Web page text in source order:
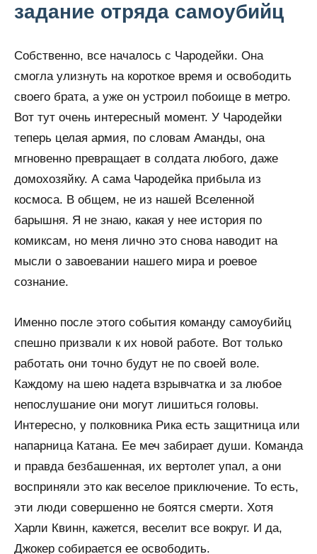
задание отряда самоубийц
Собственно, все началось с Чародейки. Она
смогла улизнуть на короткое время и освободить
своего брата, а уже он устроил побоище в метро.
Вот тут очень интересный момент. У Чародейки
теперь целая армия, по словам Аманды, она
мгновенно превращает в солдата любого, даже
домохозяйку. А сама Чародейка прибыла из
космоса. В общем, не из нашей Вселенной
барышня. Я не знаю, какая у нее история по
комиксам, но меня лично это снова наводит на
мысли о завоевании нашего мира и роевое
сознание.
Именно после этого события команду самоубийц
спешно призвали к их новой работе. Вот только
работать они точно будут не по своей воле.
Каждому на шею надета взрывчатка и за любое
непослушание они могут лишиться головы.
Интересно, у полковника Рика есть защитница или
напарница Катана. Ее меч забирает души. Команда
и правда безбашенная, их вертолет упал, а они
восприняли это как веселое приключение. То есть,
эти люди совершенно не боятся смерти. Хотя
Харли Квинн, кажется, веселит все вокруг. И да,
Джокер собирается ее освободить.